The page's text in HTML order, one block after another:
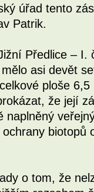
úřad tento
Patrik.
Předlice –
asi devět
ploše
že její
naplněný
biotopů
o tom, že